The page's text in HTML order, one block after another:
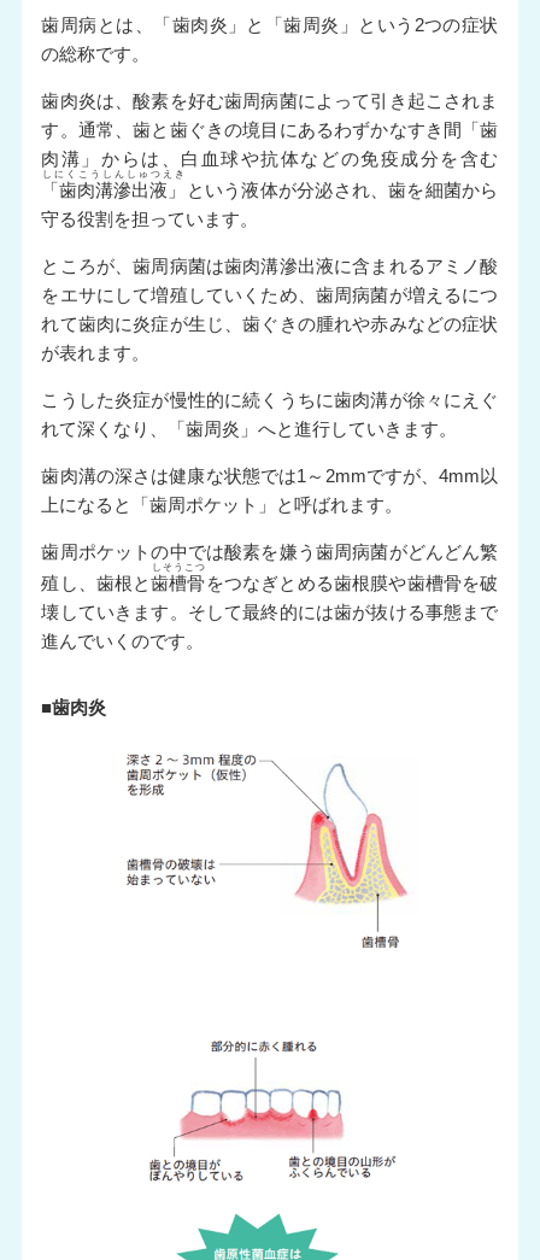
歯周病とは、「歯肉炎」と「歯周炎」という2つの症状
の総称です。
歯肉炎は、酸素を好む歯周病菌によって引き起こされま
す。通常、歯と歯ぐきの境目にあるわずかなすき間「歯
肉溝」からは、白血球や抗体などの免疫成分を含む
「歯肉溝滲出液」
しにくこうしんしゅつえき
という液体が分泌され、歯を細菌から
守る役割を担っています。
ところが、歯周病菌は歯肉溝滲出液に含まれるアミノ酸
をエサにして増殖していくため、歯周病菌が増えるにつ
れて歯肉に炎症が生じ、歯ぐきの腫れや赤みなどの症状
が表れます。
こうした炎症が慢性的に続くうちに歯肉溝が徐々にえぐ
れて深くなり、「歯周炎」へと進行していきます。
歯肉溝の深さは健康な状態では1～2mmですが、4mm以
上になると「歯周ポケット」と呼ばれます。
歯周ポケットの中では酸素を嫌う歯周病菌がどんどん繁
殖し、歯根と歯槽骨
しそうこつ
をつなぎとめる歯根膜や歯槽骨を破
壊していきます。そして最終的には歯が抜ける事態まで
進んでいくのです。
■歯肉炎